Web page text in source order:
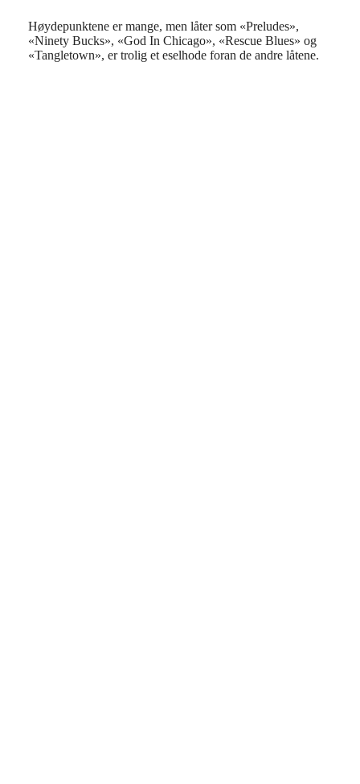
Høydepunktene er mange, men låter som «Preludes»,
«Ninety Bucks», «God In Chicago», «Rescue Blues» og
«Tangletown», er trolig et eselhode foran de andre låtene.